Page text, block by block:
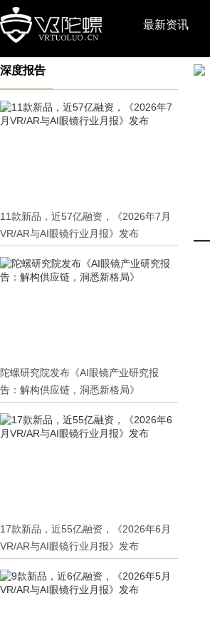
最新资讯
深度报告
11款新品，近57亿融资，《2026年7月
VR/AR与AI眼镜行业月报》发布
陀螺研究院发布《AI眼镜产业研究报
告：解构供应链，洞悉新格局》
17款新品，近55亿融资，《2026年6月
VR/AR与AI眼镜行业月报》发布